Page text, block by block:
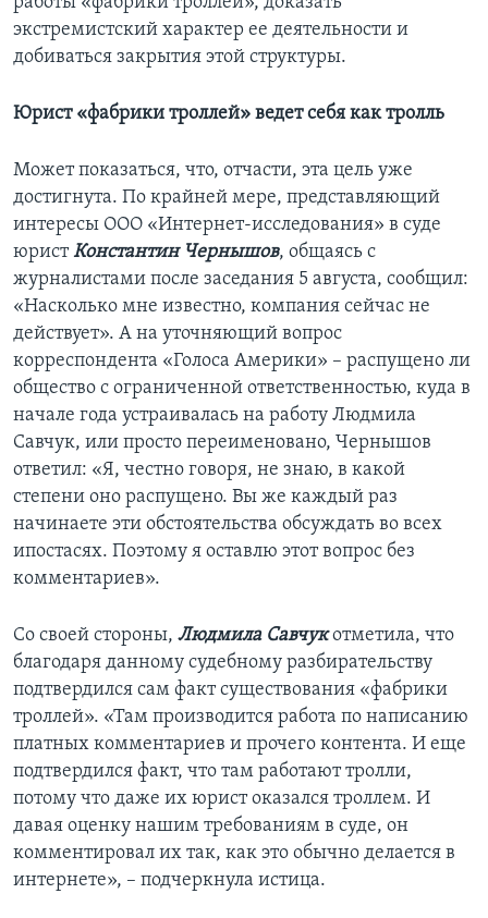
экстремистский характер ее деятельности и
добиваться закрытия этой структуры.
Юрист «фабрики троллей» ведет себя как тролль
Может показаться, что, отчасти, эта цель уже
достигнута. По крайней мере, представляющий
интересы ООО «Интернет-исследования» в суде
юристКонстантин Чернышов, общаясь с
журналистами после заседания 5 августа, сообщил:
«Насколько мне известно, компания сейчас не
действует». А на уточняющий вопрос
корреспондента «Голоса Америки» – распущено ли
общество с ограниченной ответственностью, куда в
начале года устраивалась на работу Людмила
Савчук, или просто переименовано, Чернышов
ответил: «Я, честно говоря, не знаю, в какой
степени оно распущено. Вы же каждый раз
начинаете эти обстоятельства обсуждать во всех
ипостасях. Поэтому я оставлю этот вопрос без
комментариев».
Со своей стороны, Людмила Савчукотметила, что
благодаря данному судебному разбирательству
подтвердился сам факт существования «фабрики
троллей». «Там производится работа по написанию
платных комментариев и прочего контента. И еще
подтвердился факт, что там работают тролли,
потому что даже их юрист оказался троллем. И
давая оценку нашим требованиям в суде, он
комментировал их так, как это обычно делается в
интернете», – подчеркнула истица.